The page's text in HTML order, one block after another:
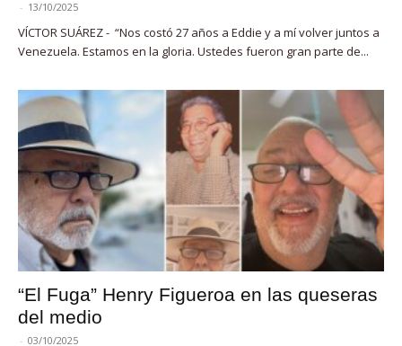
- 13/10/2025
VÍCTOR SUÁREZ - “Nos costó 27 años a Eddie y a mí volver juntos a
Venezuela. Estamos en la gloria. Ustedes fueron gran parte de...
“El Fuga” Henry Figueroa en las queseras
del medio
- 03/10/2025